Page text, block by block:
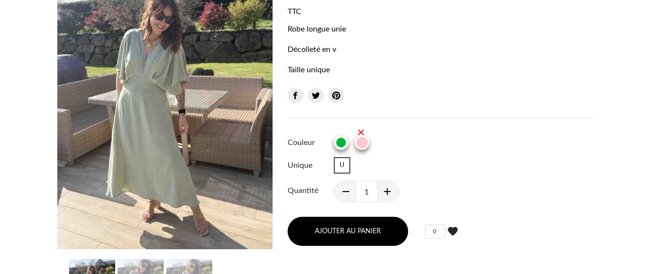
TTC
Robe longue unie
Décolleté en v
Taille unique
Couleur VERT ROSE
Unique U
Quantité
AJOUTER AU PANIER favorite
0